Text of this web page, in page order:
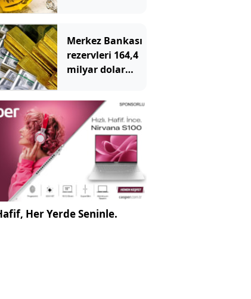
Merkez Bankası
rezervleri 164,4
milyar dolar
Her Yerde Seninle.